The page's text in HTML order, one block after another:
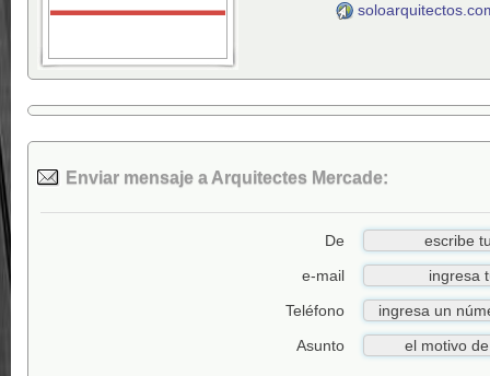
Enviar mensaje a Arquitectes Mercade:
De
e-mail
Teléfono
Asunto